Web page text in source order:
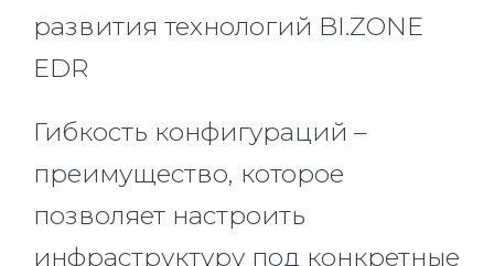
развития технологий BI.ZONE
EDR
Гибкость конфигураций –
преимущество, которое
позволяет настроить
инфраструктуру под конкретные